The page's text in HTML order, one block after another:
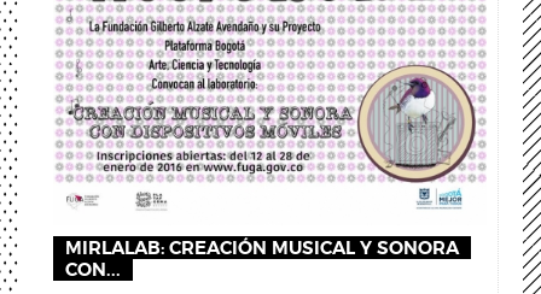
MIRLALAB: CREACIÓN MUSICAL Y SONORA
CON...